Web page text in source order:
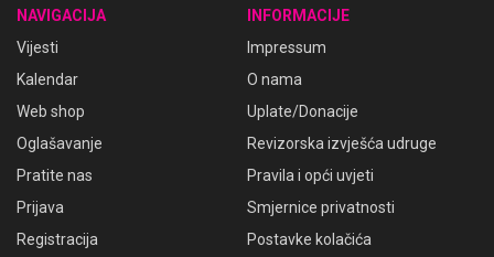
NAVIGACIJA
Vijesti
Kalendar
Web shop
Oglašavanje
Pratite nas
Prijava
Registracija
INFORMACIJE
Impressum
O nama
Uplate/Donacije
Revizorska izvješća udruge
Pravila i opći uvjeti
Smjernice privatnosti
Postavke kolačića